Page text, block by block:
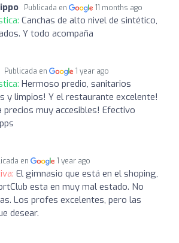
Publicada en 11 months ago
Canchas de alto nivel de sintético,
Y todo acompaña
Publicada en 1 year ago
Hermoso predio, sanitarios
y limpios! Y el restaurante excelente!
precios muy accesibles! Efectivo
en 1 year ago
El gimnasio que está en el shoping,
esta en muy mal estado. No
Los profes excelentes, pero las
desear.